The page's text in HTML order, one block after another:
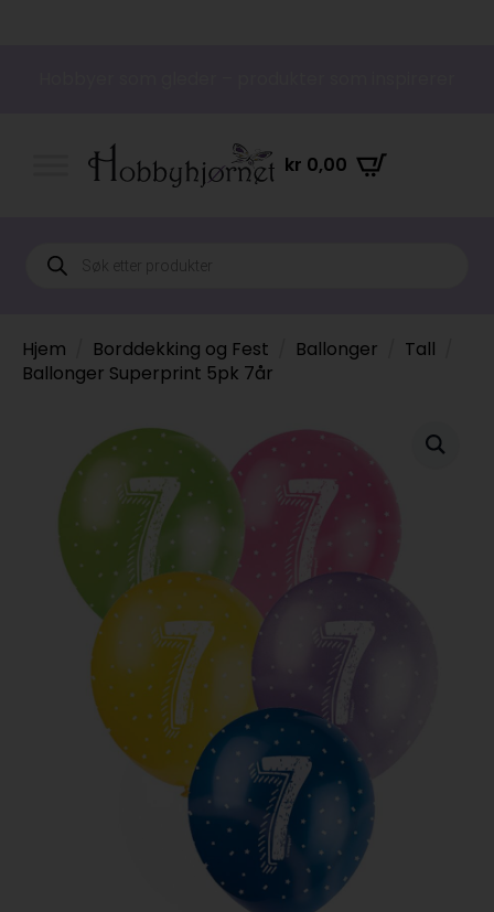
kr 0,00
Products
search
Hjem Borddekking og Fest Ballonger
Tall
Ballonger Superprint 5pk 7år